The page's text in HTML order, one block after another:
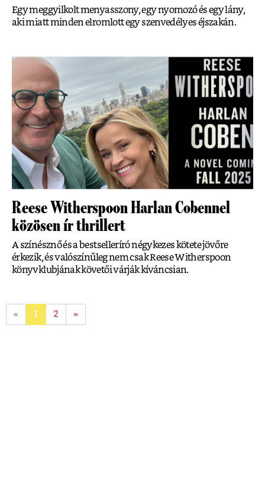
Egy meggyilkolt menyasszony, egy nyomozó és egy lány,
aki miatt minden elromlott egy szenvedélyes éjszakán.
Reese Witherspoon Harlan Cobennel
közösen ír thrillert
A színésznő és a bestselleríró négykezes kötete jövőre
érkezik, és valószínűleg nem csak Reese Witherspoon
könyvklubjának követői várják kíváncsian.
« 1 2 »